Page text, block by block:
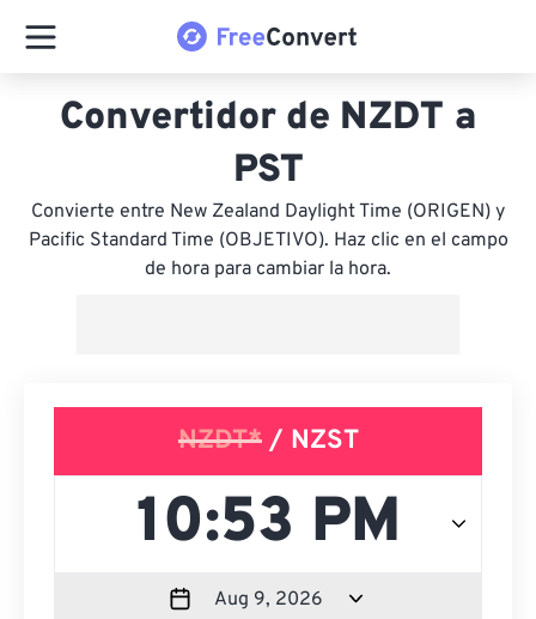
Convertidor de NZDT a
PST
Convierte entre New Zealand Daylight Time (ORIGEN) y
Pacific Standard Time (OBJETIVO). Haz clic en el campo
de hora para cambiar la hora.
NZDT*/ NZST